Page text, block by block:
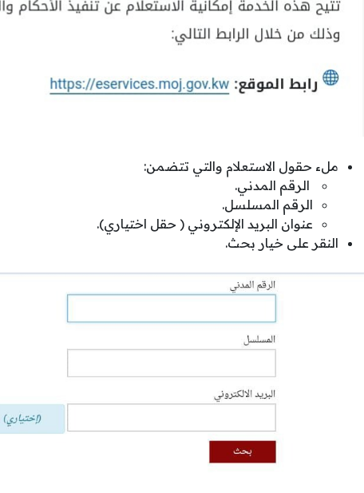
ملء حقول الاستعلام والتي تتضمن:
الرقم المدني.
الرقم المسلسل.
عنوان البريد الإلكتروني ( حقل اختياري).
النقر على خيار بحث.